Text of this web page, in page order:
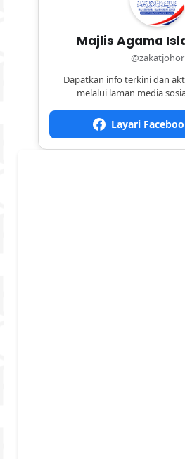
Majlis Agama
@zakatjohor
Dapatkan info terkini dan
melalui laman media
Layari